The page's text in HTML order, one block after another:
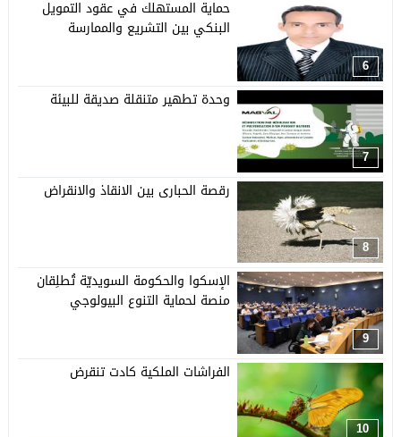
6
حماية المستهلك في عقود التمويل
البنكي بين التشريع والممارسة
7
وحدة تطهير متنقلة صديقة للبيئة
8
رقصة الحبارى بين الانقاذ والانقراض
9
الإسكوا والحكومة السويديّة تُطلِقان
منصة لحماية التنوع البيولوجي
10
الفراشات الملكية كادت تنقرض